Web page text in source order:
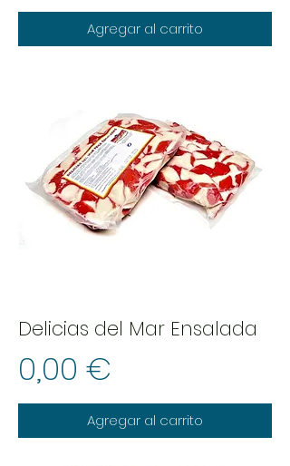
Agregar al carrito
Delicias del Mar Ensalada
Precio
0,00 €
Agregar al carrito